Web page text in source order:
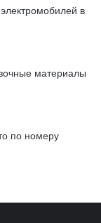
в
материалы
по номеру